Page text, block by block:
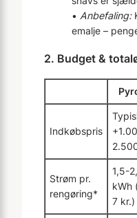
• Anbefaling:
emalje –
2. Budget &
Indkøbspris
Strøm pr.
rengøring*
1,5-
kWh
7 kr.)